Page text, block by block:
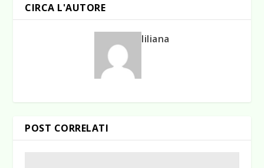
CIRCA L'AUTORE
liliana
POST CORRELATI